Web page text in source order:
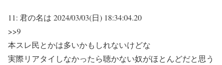
11: 君の名は 2024/03/03(日) 18:34:04.20
>>9
本スレ民とかは多いかもしれないけどな
実際リアタイしなかったら聴かない奴がほとんどだと思う